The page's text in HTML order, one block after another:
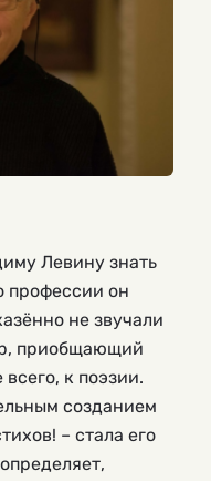
Левину знать
профессии он
не звучали
приобщающий
к поэзии.
созданием
– стала его